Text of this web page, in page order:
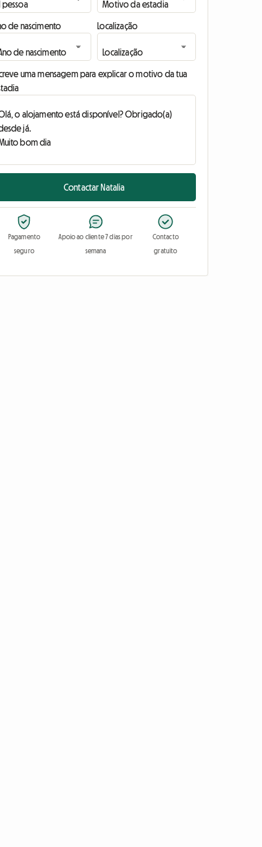
de nascimento Localização
uma mensagem para explicar o motivo da tua
Contactar Natalia
Pagamento
seguro
Apoio ao cliente 7 dias por
semana
Contacto
gratuito